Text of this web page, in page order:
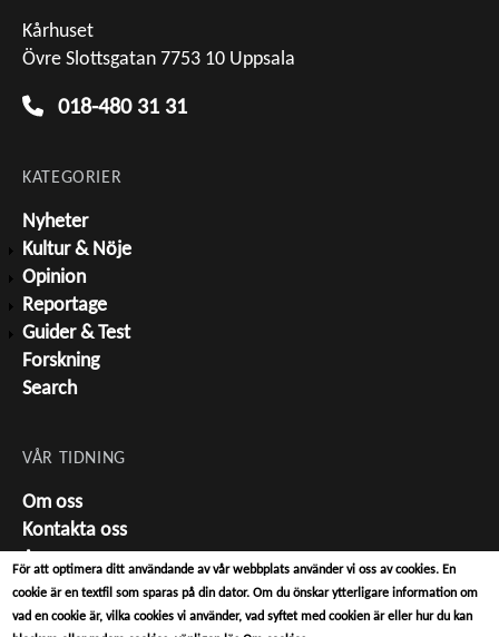
Kårhuset
Övre Slottsgatan 7753 10 Uppsala
018-480 31 31
KATEGORIER
Nyheter
Kultur & Nöje
Opinion
Reportage
Guider & Test
Forskning
Search
VÅR TIDNING
Om oss
Kontakta oss
Annonsera
Tipsa oss
För att optimera ditt användande av vår webbplats använder vi oss av cookies. En
cookie är en textfil som sparas på din dator. Om du önskar ytterligare information om
vad en cookie är, vilka cookies vi använder, vad syftet med cookien är eller hur du kan